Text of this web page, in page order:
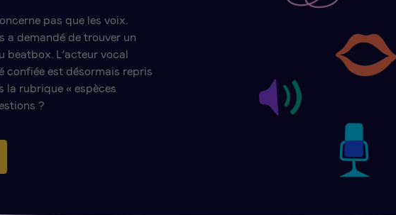
pas que les voix.
a demandé de trouver un
beatbox. L’acteur vocal
confiée est désormais repris
la rubrique « espèces
?